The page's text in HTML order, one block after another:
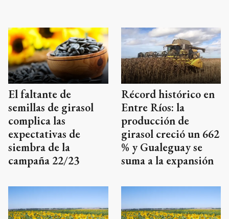
El faltante de
semillas de girasol
complica las
expectativas de
siembra de la
campaña 22/23
Récord histórico en
Entre Ríos: la
producción de
girasol creció un 662
% y Gualeguay se
suma a la expansión